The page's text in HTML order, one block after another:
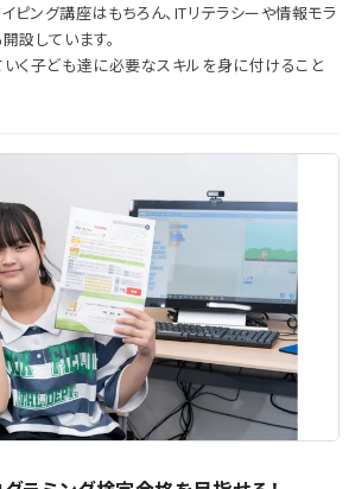
ング講座はもちろん、ITリテラシーや情報モラ
設しています。
いく子ども達に必要なスキルを身に付けること